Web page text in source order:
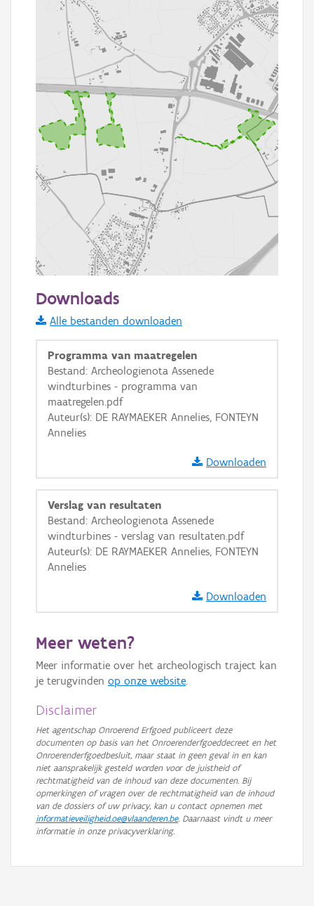
Informatie Vlaanderen
i
+ −
Basis Lagen
OSM-Basiskaart
Ortho
GRB-Basiskaart
GRB-Basiskaart in grijswaarden
Downloads
Alle bestanden downloaden
Programma van maatregelen
Bestand: Archeologienota Assenede
windturbines - programma van
maatregelen.pdf
Auteur(s): DE RAYMAEKER Annelies, FONTEYN
Annelies
Downloaden
Verslag van resultaten
Bestand: Archeologienota Assenede
windturbines - verslag van resultaten.pdf
Auteur(s): DE RAYMAEKER Annelies, FONTEYN
Annelies
Downloaden
Meer weten?
Meer informatie over het archeologisch traject kan
je terugvinden op onze website.
Disclaimer
Het agentschap Onroerend Erfgoed publiceert deze
documenten op basis van het Onroerenderfgoeddecreet en het
Onroerenderfgoedbesluit, maar staat in geen geval in en kan
niet aansprakelijk gesteld worden voor de juistheid of
rechtmatigheid van de inhoud van deze documenten. Bij
opmerkingen of vragen over de rechtmatigheid van de inhoud
van de dossiers of uw privacy, kan u contact opnemen met
informatieveiligheid.oe@vlaanderen.be. Daarnaast vindt u meer
informatie in onze privacyverklaring.